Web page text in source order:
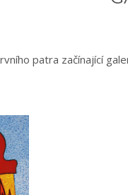
patra začínající